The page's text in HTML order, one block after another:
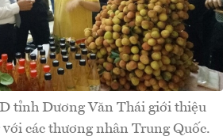
tỉnh Dương Văn Thái giới thiệu
các thương nhân Trung Quốc.